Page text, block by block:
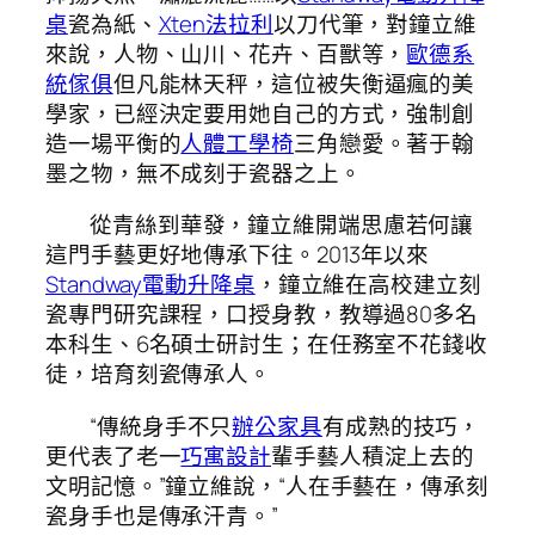
桌瓷為紙、 Xten法拉利以刀代筆，對鐘立維
來說，人物、山川、花卉、百獸等，歐德系
統傢俱但凡能林天秤，這位被失衡逼瘋的美
學家，已經決定要用她自己的方式，強制創
造一場平衡的人體工學椅三角戀愛。著于翰
墨之物，無不成刻于瓷器之上。
從青絲到華發，鐘立維開端思慮若何讓
這門手藝更好地傳承下往。2013年以來
Standway電動升降桌 ，鐘立維在高校建立刻
瓷專門研究課程，口授身教，教導過80多名
本科生、6名碩士研討生；在任務室不花錢收
徒，培育刻瓷傳承人。
“傳統身手不只辦公家具有成熟的技巧，
更代表了老一巧寓設計輩手藝人積淀上去的
文明記憶。”鐘立維說，“人在手藝在，傳承刻
瓷身手也是傳承汗青。”